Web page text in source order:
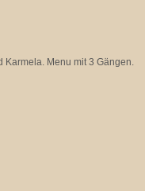
Karmela. Menu mit 3 Gängen.